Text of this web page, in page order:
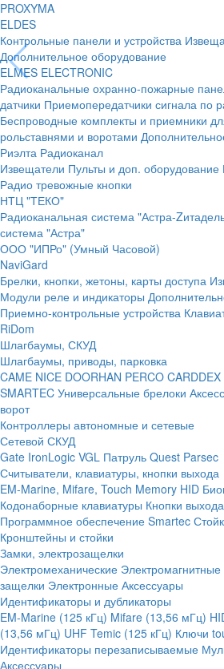
PROXYMA
ELDES
Контрольные панели и устройства
Дополнительное оборудование
ELMES ELECTRONIC
Радиоканальные охранно-пожарные
датчики Приемопередатчики сигнала по
Беспроводные комплекты и приемники
рольставнями и воротами
Риэлта Радиоканал
Извещатели Пульты и доп. оборудование
Радио тревожные кнопки
НТЦ "ТЕКО"
Радиоканальная система "Астра-
система "Астра"
ООО "ИПРо" (Умный Часовой)
NaviGard
Брелки, кнопки, жетоны, карты доступа
Модули реле и индикаторы
Приемно-контрольные устройства
RiDom
Шлагбаумы, СКУД
Шлагбаумы, приводы, парковка
CAME NICE DOORHAN PERCO CARDDEX
SMARTEC Универсальные брелоки
ворот
Контроллеры автономные и сетевые
Сетевой СКУД
Gate IronLogic VGL Патруль Quest Parsec
Считыватели, клавиатуры, кнопки выхода
EM-Marine, Mifare, Touch Memory HID
Кодонаборные клавиатуры Кнопки выхода
Программное обеспечение Smartec
Кронштейны и стойки
Замки, электрозащелки
Электромеханические Электромагнитные
защелки Электронные Аксессуары
Идентификаторы и дубликаторы
EM-Marine (125 кГц) Mifare (13,56 мГц)
(13,56 мГц) UHF Temic (125 кГц) Ключи
Идентификаторы перезаписываемые
Аксессуары